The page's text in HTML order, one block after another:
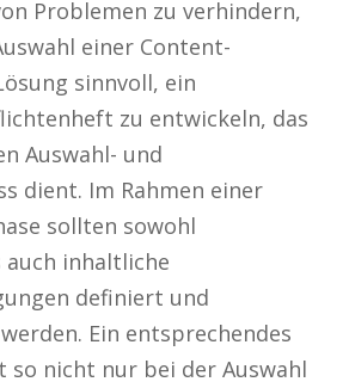
Problemen zu verhindern,
einer Content-
sinnvoll, ein
zu entwickeln, das
Auswahl- und
dient. Im Rahmen einer
sollten sowohl
auch inhaltliche
definiert und
Ein entsprechendes
so nicht nur bei der Auswahl